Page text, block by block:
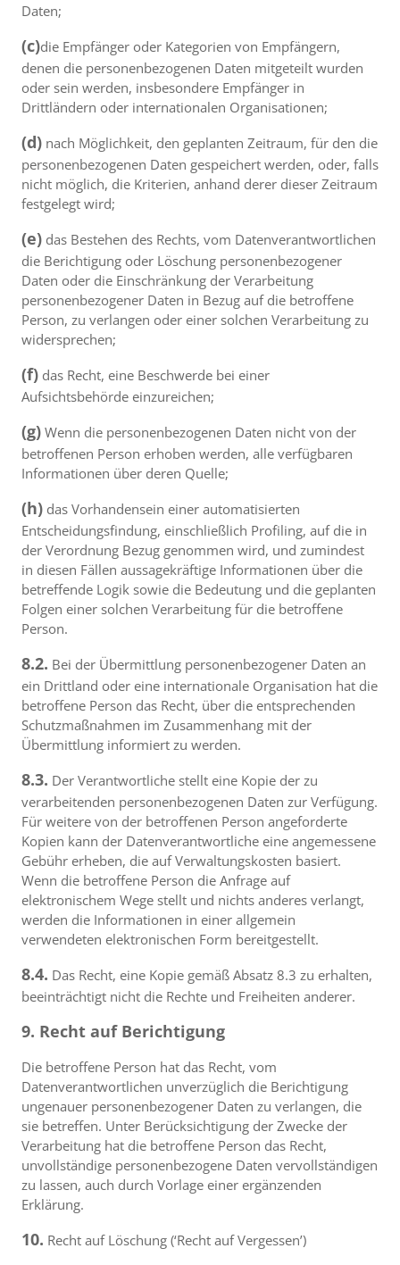
Daten;
(c)die Empfänger oder Kategorien von Empfängern,
denen die personenbezogenen Daten mitgeteilt wurden
oder sein werden, insbesondere Empfänger in
Drittländern oder internationalen Organisationen;
(d) nach Möglichkeit, den geplanten Zeitraum, für den die
personenbezogenen Daten gespeichert werden, oder, falls
nicht möglich, die Kriterien, anhand derer dieser Zeitraum
festgelegt wird;
(e) das Bestehen des Rechts, vom Datenverantwortlichen
die Berichtigung oder Löschung personenbezogener
Daten oder die Einschränkung der Verarbeitung
personenbezogener Daten in Bezug auf die betroffene
Person, zu verlangen oder einer solchen Verarbeitung zu
widersprechen;
(f) das Recht, eine Beschwerde bei einer
Aufsichtsbehörde einzureichen;
(g) Wenn die personenbezogenen Daten nicht von der
betroffenen Person erhoben werden, alle verfügbaren
Informationen über deren Quelle;
(h) das Vorhandensein einer automatisierten
Entscheidungsfindung, einschließlich Profiling, auf die in
der Verordnung Bezug genommen wird, und zumindest
in diesen Fällen aussagekräftige Informationen über die
betreffende Logik sowie die Bedeutung und die geplanten
Folgen einer solchen Verarbeitung für die betroffene
Person.
8.2. Bei der Übermittlung personenbezogener Daten an
ein Drittland oder eine internationale Organisation hat die
betroffene Person das Recht, über die entsprechenden
Schutzmaßnahmen im Zusammenhang mit der
Übermittlung informiert zu werden.
8.3. Der Verantwortliche stellt eine Kopie der zu
verarbeitenden personenbezogenen Daten zur Verfügung.
Für weitere von der betroffenen Person angeforderte
Kopien kann der Datenverantwortliche eine angemessene
Gebühr erheben, die auf Verwaltungskosten basiert.
Wenn die betroffene Person die Anfrage auf
elektronischem Wege stellt und nichts anderes verlangt,
werden die Informationen in einer allgemein
verwendeten elektronischen Form bereitgestellt.
8.4. Das Recht, eine Kopie gemäß Absatz 8.3 zu erhalten,
beeinträchtigt nicht die Rechte und Freiheiten anderer.
9. Recht auf Berichtigung
Die betroffene Person hat das Recht, vom
Datenverantwortlichen unverzüglich die Berichtigung
ungenauer personenbezogener Daten zu verlangen, die
sie betreffen. Unter Berücksichtigung der Zwecke der
Verarbeitung hat die betroffene Person das Recht,
unvollständige personenbezogene Daten vervollständigen
zu lassen, auch durch Vorlage einer ergänzenden
Erklärung.
10. Recht auf Löschung (‘Recht auf Vergessen’)